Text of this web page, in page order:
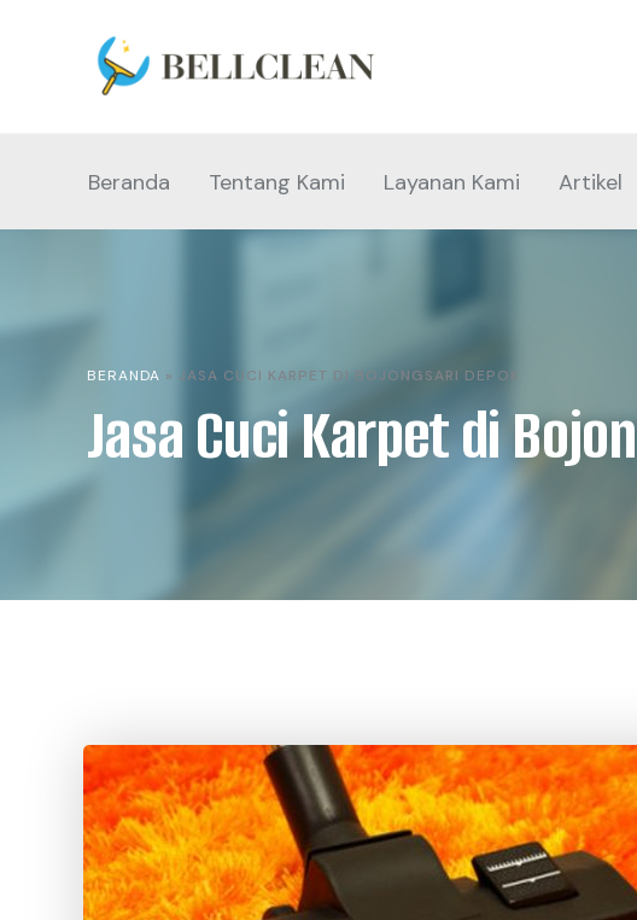
Beranda Tentang Kami Layanan Kami Artikel
BERANDA » JASA CUCI KARPET DI BOJONGSARI DEPOK
Jasa Cuci Karpet di